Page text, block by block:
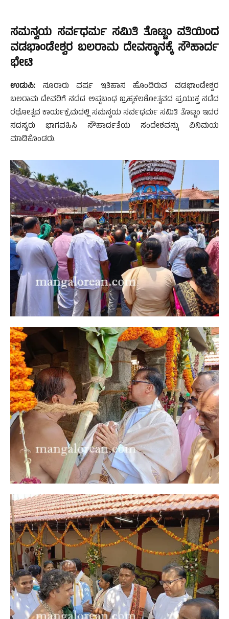
ಸಮನ್ವಯ ಸರ್ವಧರ್ಮ ಸಮಿತಿ ತೊಟ್ಟಂ ವತಿಯಿಂದ
ವಡಭಾಂಡೇಶ್ವರ ಬಲರಾಮ ದೇವಸ್ಥಾನಕ್ಕೆ ಸೌಹಾರ್ದ
ಭೇಟಿ
ಉಡುಪಿ: ನೂರಾರು ವರ್ಷ ಇತಿಹಾಸ ಹೊಂದಿರುವ ವಡಭಾಂಡೇಶ್ವರ
ಬಲರಾಮ ದೇವರಿಗೆ ನಡೆದ ಅಷ್ಟಬಂಧ ಬ್ರಹ್ಮಕಲಶೋತ್ಸವದ ಪ್ರಯುಕ್ತ ನಡೆದ
ರಥೋತ್ಸವ ಕಾರ್ಯಕ್ರಮದಲ್ಲಿ ಸಮನ್ವಯ ಸರ್ವಧರ್ಮ ಸಮಿತಿ ತೊಟ್ಟಂ ಇದರ
ಸದಸ್ಯರು ಭಾಗವಹಿಸಿ ಸೌಹಾರ್ದತೆಯ ಸಂದೇಶವನ್ನು ವಿನಿಮಯ
ಮಾಡಿಕೊಂಡರು.